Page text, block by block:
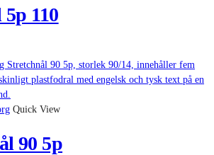
5p 110
Quick View
90 5p